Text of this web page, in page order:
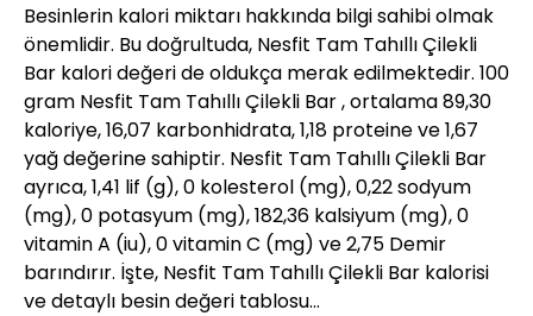
Besinlerin kalori miktarı hakkında bilgi sahibi olmak
önemlidir. Bu doğrultuda, Nesfit Tam Tahıllı Çilekli
Bar kalori değeri de oldukça merak edilmektedir. 100
gram Nesfit Tam Tahıllı Çilekli Bar , ortalama 89,30
kaloriye, 16,07 karbonhidrata, 1,18 proteine ve 1,67
yağ değerine sahiptir. Nesfit Tam Tahıllı Çilekli Bar
ayrıca, 1,41 lif (g), 0 kolesterol (mg), 0,22 sodyum
(mg), 0 potasyum (mg), 182,36 kalsiyum (mg), 0
vitamin A (iu), 0 vitamin C (mg) ve 2,75 Demir
barındırır. İşte, Nesfit Tam Tahıllı Çilekli Bar kalorisi
ve detaylı besin değeri tablosu…